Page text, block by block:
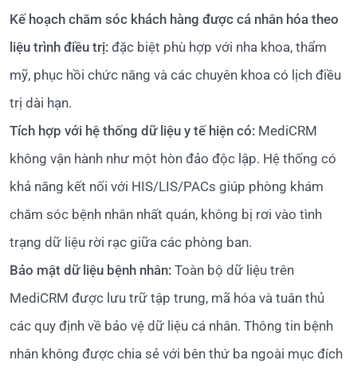
Kế hoạch chăm sóc khách hàng được cá nhân hóa theo
liệu trình điều trị: đặc biệt phù hợp với nha khoa, thẩm
mỹ, phục hồi chức năng và các chuyên khoa có lịch điều
trị dài hạn.
Tích hợp với hệ thống dữ liệu y tế hiện có: MediCRM
không vận hành như một hòn đảo độc lập. Hệ thống có
khả năng kết nối với HIS/LIS/PACs giúp phòng khám
chăm sóc bệnh nhân nhất quán, không bị rơi vào tình
trạng dữ liệu rời rạc giữa các phòng ban.
Bảo mật dữ liệu bệnh nhân: Toàn bộ dữ liệu trên
MediCRM được lưu trữ tập trung, mã hóa và tuân thủ
các quy định về bảo vệ dữ liệu cá nhân. Thông tin bệnh
nhân không được chia sẻ với bên thứ ba ngoài mục đích